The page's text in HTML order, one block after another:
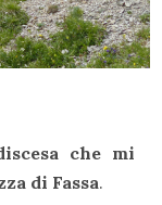
che mi
di Fassa.